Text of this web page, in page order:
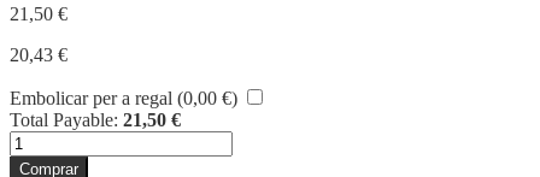
21,50 €
20,43 €
Embolicar per a regal (0,00 €)
Total Payable: 21,50 €
quantitat
deComprar